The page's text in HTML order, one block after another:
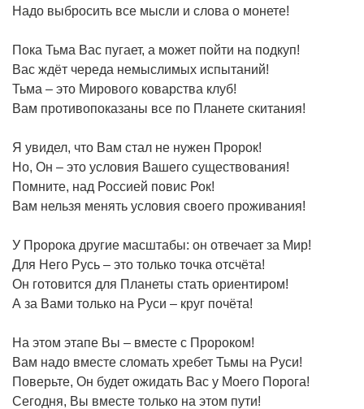
Надо выбросить все мысли и слова о монете!
Пока Тьма Вас пугает, а может пойти на подкуп!
Вас ждёт череда немыслимых испытаний!
Тьма – это Мирового коварства клуб!
Вам противопоказаны все по Планете скитания!
Я увидел, что Вам стал не нужен Пророк!
Но, Он – это условия Вашего существования!
Помните, над Россией повис Рок!
Вам нельзя менять условия своего проживания!
У Пророка другие масштабы: он отвечает за Мир!
Для Него Русь – это только точка отсчёта!
Он готовится для Планеты стать ориентиром!
А за Вами только на Руси – круг почёта!
На этом этапе Вы – вместе с Пророком!
Вам надо вместе сломать хребет Тьмы на Руси!
Поверьте, Он будет ожидать Вас у Моего Порога!
Сегодня, Вы вместе только на этом пути!